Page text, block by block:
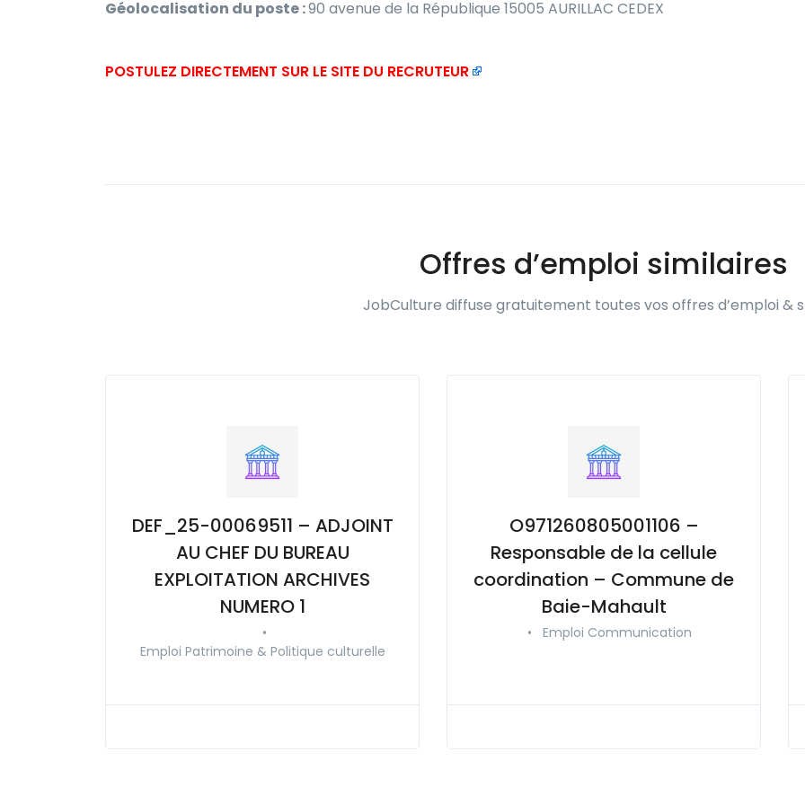
Géolocalisation du poste :90 avenue de la République 15005 AURILLAC CEDEX
POSTULEZ DIRECTEMENT SUR LE SITE DU RECRUTEUR
Offres d’emploi similaires
JobCulture diffuse gratuitement toutes vos offres d’emploi &
DEF_25-00069511 – ADJOINT
AU CHEF DU BUREAU
EXPLOITATION ARCHIVES
NUMERO 1
•
Emploi Patrimoine & Politique culturelle
O971260805001106 –
Responsable de la cellule
coordination – Commune de
Baie-Mahault
• Emploi Communication